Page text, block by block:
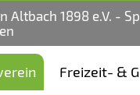
Altbach 1898 e.V. -
Freizeit- &